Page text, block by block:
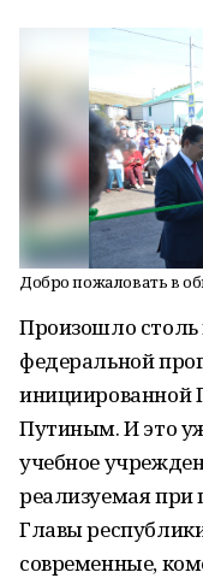
Добро пожаловать в
Произошло столь
федеральной
инициированной
Путиным. И это
учебное
реализуемая при
Главы
современные,